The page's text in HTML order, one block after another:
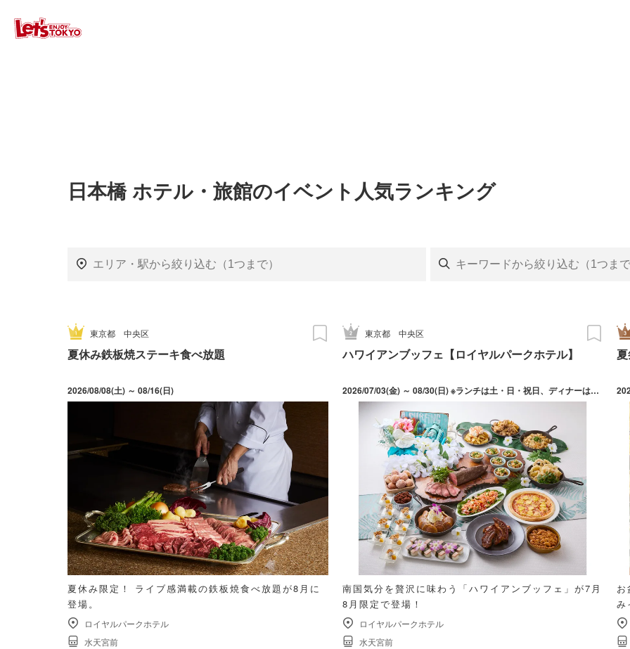
日本橋 ホテル・旅館のイベント人気ランキング
東京都 中央区
夏休み鉄板焼ステーキ食べ放題
2026/08/08(土) ～ 08/16(日)
夏休み限定！ ライブ感満載の鉄板焼食べ放題が8月に
登場。
ロイヤルパークホテル
水天宮前
東京都中央区
ハワイアンブッフェ【ロイヤルパークホテル】
2026/07/03(金) ～ 08/30(日) ※ランチは土・日・祝日、ディナーは金・土・日・祝日の開催ならびにランチ・ディナーともにお盆期間の8/10(月)、12(水)、13(木)、14(金)も開催
南国気分を贅沢に味わう「ハワイアンブッフェ」が7月
8月限定で登場！
ロイヤルパークホテル
水天宮前
み